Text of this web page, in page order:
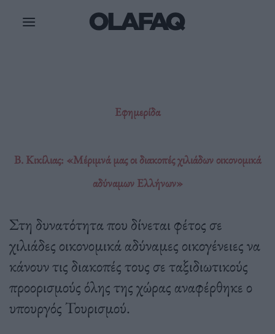
Εφημερίδα
Β. Κικίλιας: «Μέριμνά μας οι διακοπές χιλιάδων οικονομικά
αδύναμων Ελλήνων»
Στη δυνατότητα που δίνεται φέτος σε
χιλιάδες οικονομικά αδύναμες οικογένειες να
κάνουν τις διακοπές τους σε ταξιδιωτικούς
προορισμούς όλης της χώρας αναφέρθηκε ο
υπουργός Τουρισμού.